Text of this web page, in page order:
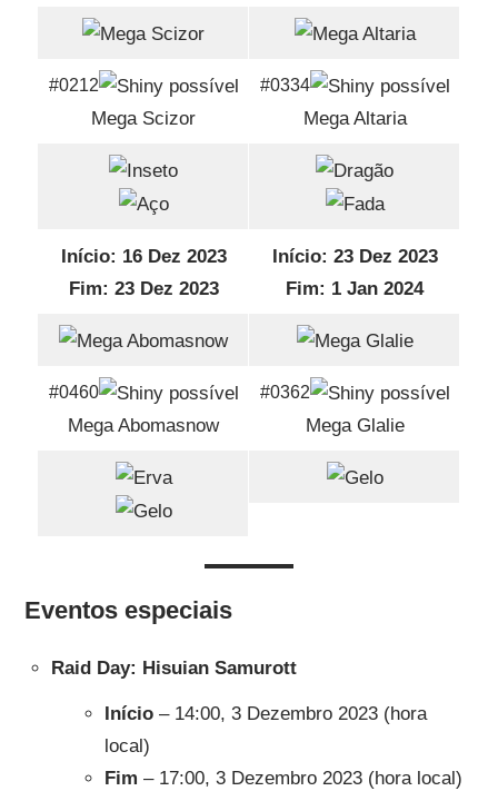
#0212
Mega Scizor
#0334
Mega Altaria
Início: 16 Dez 2023
Fim: 23 Dez 2023
#0460
Mega Abomasnow
Início: 23 Dez 2023
Fim: 1 Jan 2024
#0362
Mega Glalie
Eventos especiais
Raid Day: Hisuian Samurott
Início– 14:00, 3 Dezembro 2023 (hora
local)
Fim – 17:00, 3 Dezembro 2023 (hora local)